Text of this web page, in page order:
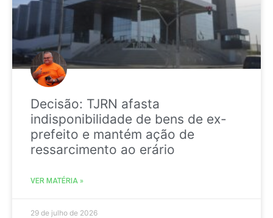
Decisão: TJRN afasta
indisponibilidade de bens de ex-
prefeito e mantém ação de
ressarcimento ao erário
VER MATÉRIA »
29 de julho de 2026